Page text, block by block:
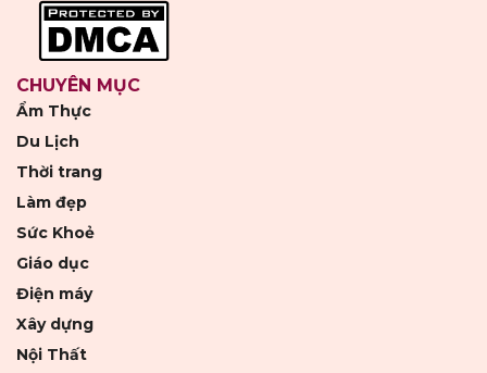
CHUYÊN MỤC
Ẩm Thực
Du Lịch
Thời trang
Làm đẹp
Sức Khoẻ
Giáo dục
Điện máy
Xây dựng
Nội Thất